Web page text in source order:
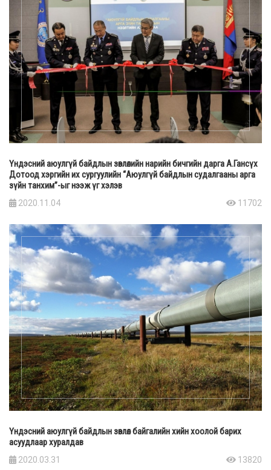
Үндэсний аюулгүй байдлын зөвлөлийн нарийн бичгийн дарга А.Гансүх
Дотоод хэргийн их сургуулийн “Аюулгүй байдлын судалгааны арга
зүйн танхим”-ыг нээж үг хэлэв
2020.11.04 11702
Үндэсний аюулгүй байдлын зөвлөл байгалийн хийн хоолой барих
асуудлаар хуралдав
2020.03.31 13820